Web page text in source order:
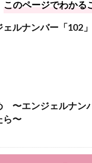
このページでわかる
ェルナンバー「102
〜エンジェルナン
ら〜